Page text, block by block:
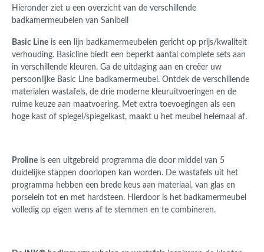
Hieronder ziet u een overzicht van de verschillende
badkamermeubelen van Sanibell
Basic Line is een lijn badkamermeubelen gericht op prijs/kwaliteit
verhouding. Basicline biedt een beperkt aantal complete sets aan
in verschillende kleuren. Ga de uitdaging aan en creëer uw
persoonlijke Basic Line badkamermeubel. Ontdek de verschillende
materialen wastafels, de drie moderne kleuruitvoeringen en de
ruime keuze aan maatvoering. Met extra toevoegingen als een
hoge kast of spiegel/spiegelkast, maakt u het meubel helemaal af.
Proline is een uitgebreid programma die door middel van 5
duidelijke stappen doorlopen kan worden. De wastafels uit het
programma hebben een brede keus aan materiaal, van glas en
porselein tot en met hardsteen. Hierdoor is het badkamermeubel
volledig op eigen wens af te stemmen en te combineren.